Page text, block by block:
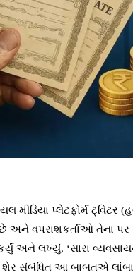
મીડિયા પ્લેટફોર્મ
વપરાશકર્તાઓ તેના પર
અને લખ્યું, ‘સારા
સંબંધિત આ બાબતએ લાંબા